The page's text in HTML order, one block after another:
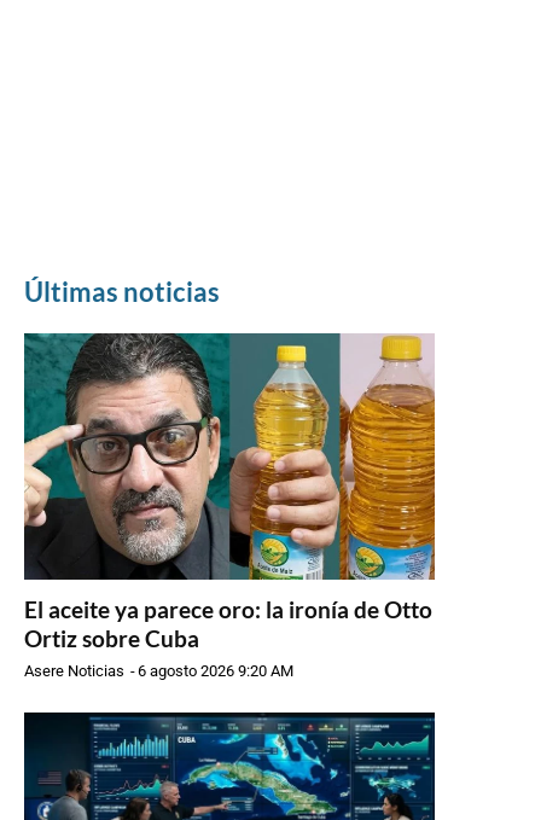
Últimas noticias
El aceite ya parece oro: la ironía de Otto
Ortiz sobre Cuba
Asere Noticias -6 agosto 2026 9:20 AM